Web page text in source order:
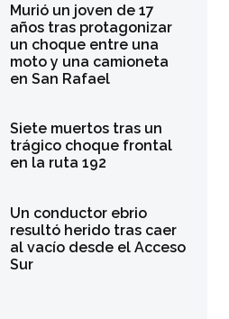
Murió un joven de 17
años tras protagonizar
un choque entre una
moto y una camioneta
en San Rafael
Siete muertos tras un
trágico choque frontal
en la ruta 192
Un conductor ebrio
resultó herido tras caer
al vacío desde el Acceso
Sur